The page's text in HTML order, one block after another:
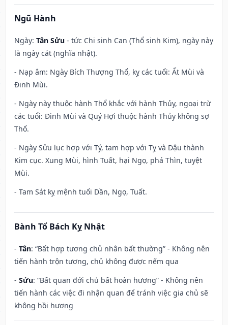
Ngũ Hành
Ngày: Tân Sửu - tức Chi sinh Can (Thổ sinh Kim), ngày này
là ngày cát (nghĩa nhật).
- Nạp âm: Ngày Bích Thượng Thổ, kỵ các tuổi: Ất Mùi và
Đinh Mùi.
- Ngày này thuộc hành Thổ khắc với hành Thủy, ngoại trừ
các tuổi: Đinh Mùi và Quý Hợi thuộc hành Thủy không sợ
Thổ.
- Ngày Sửu lục hợp với Tý, tam hợp với Tỵ và Dậu thành
Kim cục. Xung Mùi, hình Tuất, hại Ngọ, phá Thìn, tuyệt
Mùi.
- Tam Sát kỵ mệnh tuổi Dần, Ngọ, Tuất.
Bành Tổ Bách Kỵ Nhật
- Tân: “Bất hợp tương chủ nhân bất thường” - Không nên
tiến hành trộn tương, chủ không được nếm qua
- Sửu: “Bất quan đới chủ bất hoàn hương” - Không nên
tiến hành các việc đi nhận quan để tránh việc gia chủ sẽ
không hồi hương